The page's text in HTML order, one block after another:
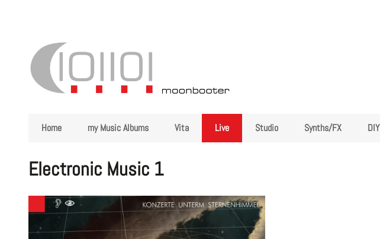
Home my Music Albums Vita Live Studio Synths/FX DIY
navigation
Electronic Music 1